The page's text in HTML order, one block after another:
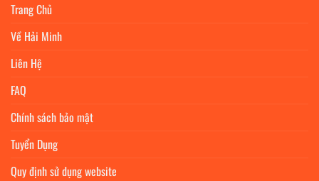
Trang Chủ
Về Hải Minh
Liên Hệ
FAQ
Chính sách bảo mật
Tuyển Dụng
Quy định sử dụng website